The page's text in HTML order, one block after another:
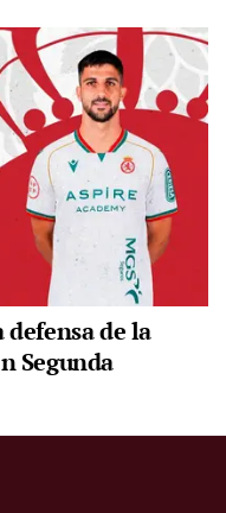
defensa de la
Segunda